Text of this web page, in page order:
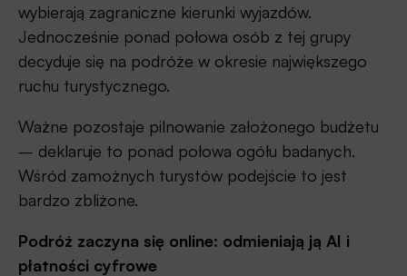
wybierają zagraniczne kierunki wyjazdów.
Jednocześnie ponad połowa osób z tej grupy
decyduje się na podróże w okresie największego
ruchu turystycznego.
Ważne pozostaje pilnowanie założonego budżetu
– deklaruje to ponad połowa ogółu badanych.
Wśród zamożnych turystów podejście to jest
bardzo zbliżone.
Podróż zaczyna się online: odmieniają ją AI i
płatności cyfrowe